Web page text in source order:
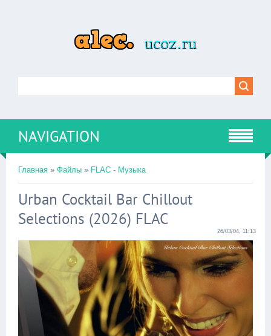
NAVIGATION
Главная » Файлы » FLAC - Музыка
Urban Cocktail Bar Chillout
Selections (2026) FLAC
26/03/04, 11:13